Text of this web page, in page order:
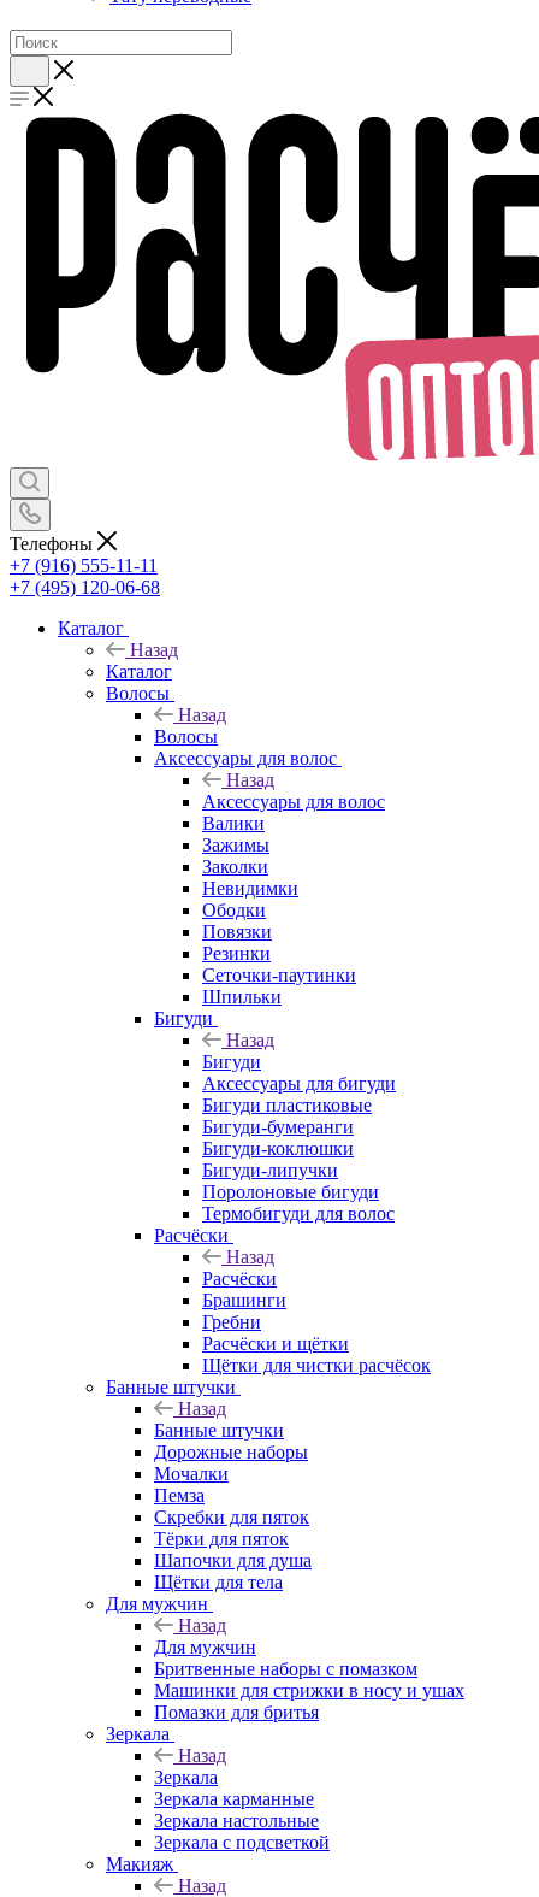
Телефоны
+7 (916) 555-11-11
+7 (495) 120-06-68
Каталог
Назад
Каталог
Волосы
Назад
Волосы
Аксессуары для волос
Назад
Аксессуары для волос
Валики
Зажимы
Заколки
Невидимки
Ободки
Повязки
Резинки
Сеточки-паутинки
Шпильки
Бигуди
Назад
Бигуди
Аксессуары для бигуди
Бигуди пластиковые
Бигуди-бумеранги
Бигуди-коклюшки
Бигуди-липучки
Поролоновые бигуди
Термобигуди для волос
Расчёски
Назад
Расчёски
Брашинги
Гребни
Расчёски и щётки
Щётки для чистки расчёсок
Банные штучки
Назад
Банные штучки
Дорожные наборы
Мочалки
Пемза
Скребки для пяток
Тёрки для пяток
Шапочки для душа
Щётки для тела
Для мужчин
Назад
Для мужчин
Бритвенные наборы с помазком
Машинки для стрижки в носу и ушах
Помазки для бритья
Зеркала
Назад
Зеркала
Зеркала карманные
Зеркала настольные
Зеркала с подсветкой
Макияж
Назад